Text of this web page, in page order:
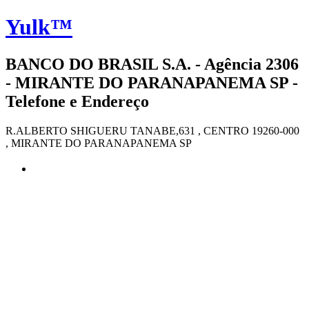
Yulk™
BANCO DO BRASIL S.A. - Agência 2306
- MIRANTE DO PARANAPANEMA SP -
Telefone e Endereço
R.ALBERTO SHIGUERU TANABE,631 , CENTRO 19260-000
, MIRANTE DO PARANAPANEMA SP